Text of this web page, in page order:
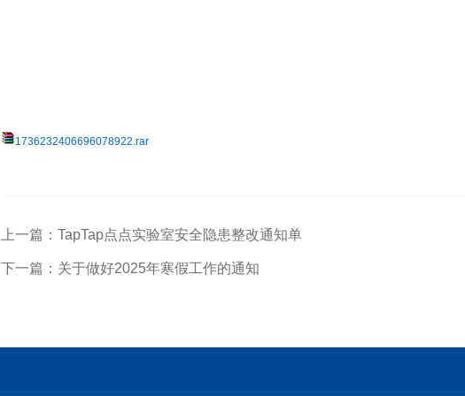
1736232406696078922.rar
上一篇：TapTap点点实验室安全隐患整改通知单
下一篇：关于做好2025年寒假工作的通知